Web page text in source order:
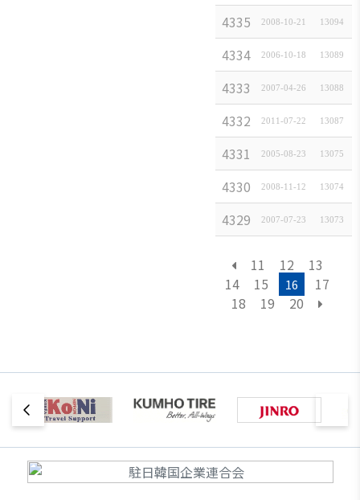
4335 [일본경제속보] 일
2008-10-21 13094
4334 [일본경제속보] 단
2006-10-18 13089
4333 [일본경제속보] 한
2007-04-26 13088
4332 [일본경제속보] 프
2011-07-22 13087
4331 [일본경제속보] 최
2005-08-23 13075
4330 [일본경제속보] 세
2008-11-12 13074
4329 [일본경제속보] 주
2007-07-23 13073
11 12
13
14
15 16
17
18
19 20